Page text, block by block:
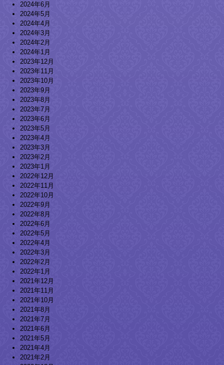
2024年6月
2024年5月
2024年4月
2024年3月
2024年2月
2024年1月
2023年12月
2023年11月
2023年10月
2023年9月
2023年8月
2023年7月
2023年6月
2023年5月
2023年4月
2023年3月
2023年2月
2023年1月
2022年12月
2022年11月
2022年10月
2022年9月
2022年8月
2022年6月
2022年5月
2022年4月
2022年3月
2022年2月
2022年1月
2021年12月
2021年11月
2021年10月
2021年8月
2021年7月
2021年6月
2021年5月
2021年4月
2021年2月